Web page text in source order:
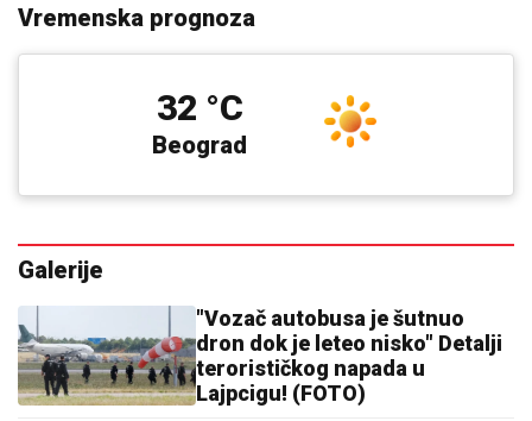
Vremenska prognoza
Beograd
32 °C
Galerije
"Vozač autobusa je šutnuo
dron dok je leteo nisko" Detalji
terorističkog napada u
Lajpcigu! (FOTO)